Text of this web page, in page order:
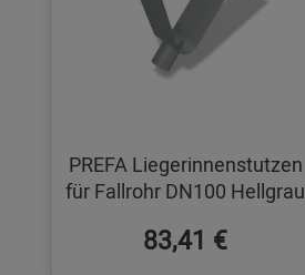
PREFA Liegerinnenstutzen
für Fallrohr DN100 Hellgrau
83,41 €